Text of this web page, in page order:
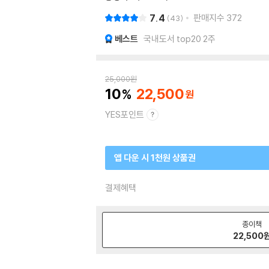
7.4 43 판매지수 372
베스트 국내도서 top20 2주
25,000원
10 22,500
YES포인트
앱 다운 시 1천원 상품권
결제혜택
종이책
22,500